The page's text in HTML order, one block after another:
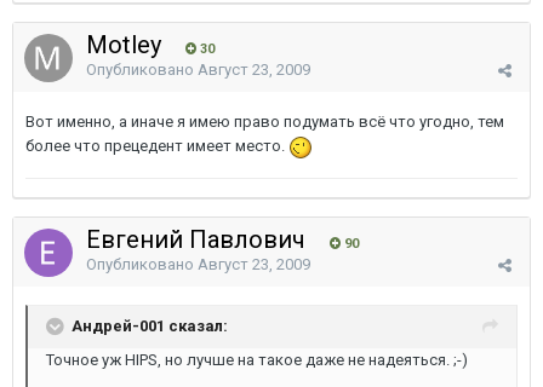
Motley 30
Опубликовано Август 23, 2009
Вот именно, а иначе я имею право подумать всё что угодно, тем
более что прецедент имеет место.
Евгений Павлович 90
Опубликовано Август 23, 2009
Андрей-001 сказал:
Точное уж HIPS, но лучше на такое даже не надеяться. ;-)